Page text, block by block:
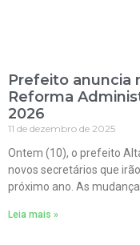
Prefeito anuncia
Reforma
2026
11 de dezembro de 2025
Ontem (10), o prefeito
novos secretários que
próximo ano. As
Leia mais »